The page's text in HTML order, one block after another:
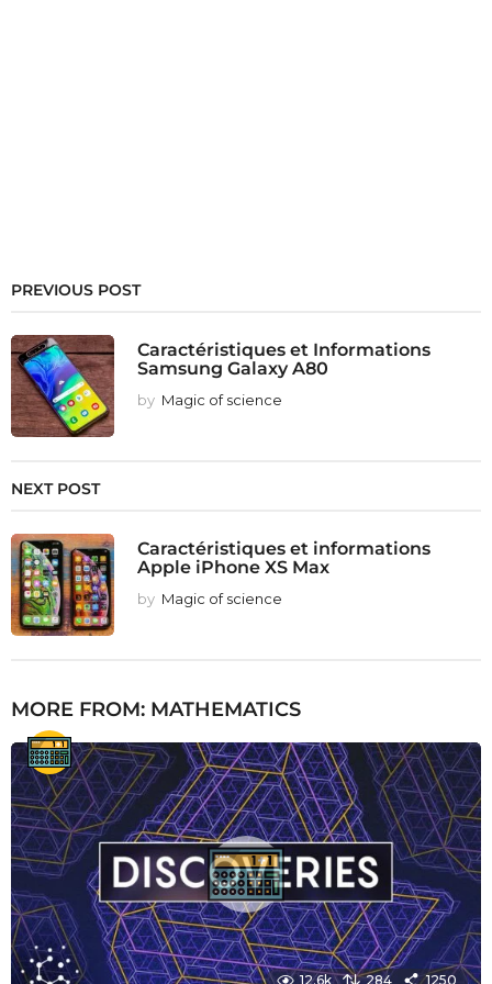
PREVIOUS POST
Caractéristiques et Informations
Samsung Galaxy A80
by Magic of science
NEXT POST
Caractéristiques et informations
Apple iPhone XS Max
by Magic of science
MORE FROM: MATHEMATICS
12.6k 284 1250